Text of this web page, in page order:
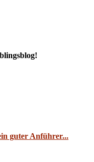
guter Anführer...